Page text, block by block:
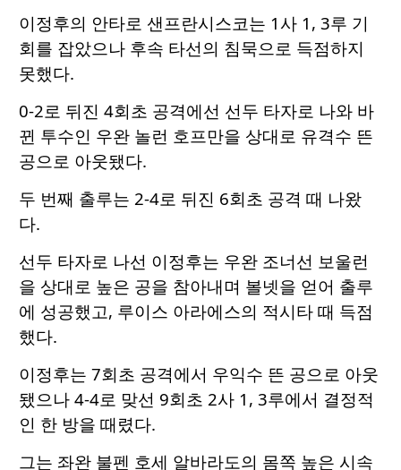
이정후의 안타로 샌프란시스코는 1사 1, 3루 기
회를 잡았으나 후속 타선의 침묵으로 득점하지
못했다.
0-2로 뒤진 4회초 공격에선 선두 타자로 나와 바
뀐 투수인 우완 놀런 호프만을 상대로 유격수 뜬
공으로 아웃됐다.
두 번째 출루는 2-4로 뒤진 6회초 공격 때 나왔
다.
선두 타자로 나선 이정후는 우완 조너선 보울런
을 상대로 높은 공을 참아내며 볼넷을 얻어 출루
에 성공했고, 루이스 아라에스의 적시타 때 득점
했다.
이정후는 7회초 공격에서 우익수 뜬 공으로 아웃
됐으나 4-4로 맞선 9회초 2사 1, 3루에서 결정적
인 한 방을 때렸다.
그는 좌완 불펜 호세 알바라도의 몸쪽 높은 시속